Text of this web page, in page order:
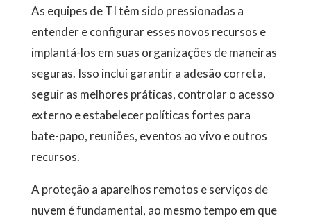
As equipes de TI têm sido pressionadas a
entender e configurar esses novos recursos e
implantá-los em suas organizações de maneiras
seguras. Isso inclui garantir a adesão correta,
seguir as melhores práticas, controlar o acesso
externo e estabelecer políticas fortes para
bate-papo, reuniões, eventos ao vivo e outros
recursos.
A proteção a aparelhos remotos e serviços de
nuvem é fundamental, ao mesmo tempo em que